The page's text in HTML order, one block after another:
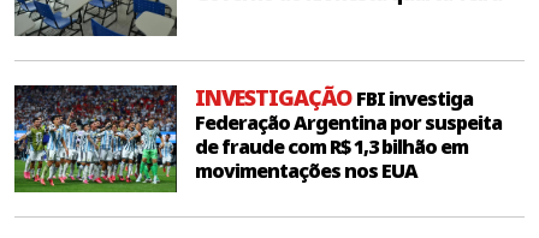
INVESTIGAÇÃOFBI investiga
Federação Argentina por suspeita
de fraude com R$ 1,3 bilhão em
movimentações nos EUA